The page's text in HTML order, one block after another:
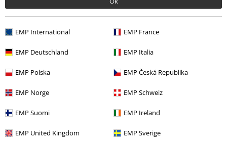
EMP International EMP France
EMP Deutschland EMP Italia
EMP Polska EMP Česká Republika
EMP Norge EMP Schweiz
EMP Suomi EMP Ireland
EMP United Kingdom EMP Sverige
avis vérifié
Commentaire
24 Commentaires
Posté le : samedi, 18 juil. 2020